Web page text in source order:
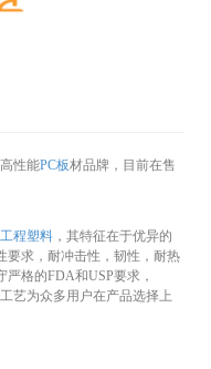
性能PC板材品牌，目前在售
工程塑料 ，其特征在于优异的
要求，耐冲击性，韧性，耐热
格的FDA和USP要求，
艺为众多用户在产品选择上